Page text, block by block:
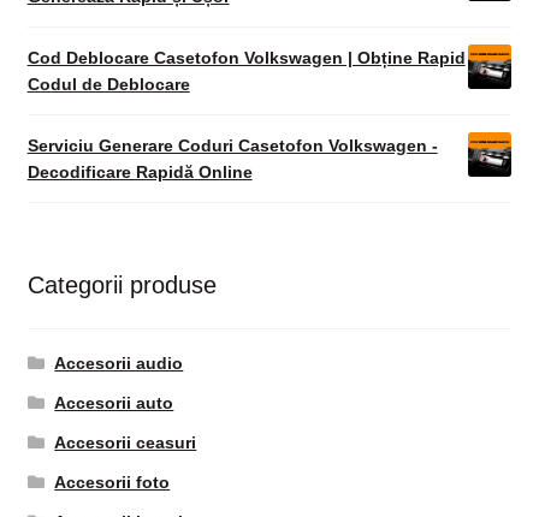
Cod Deblocare Casetofon Volkswagen | Obține Rapid
Codul de Deblocare
Serviciu Generare Coduri Casetofon Volkswagen -
Decodificare Rapidă Online
Categorii produse
Accesorii audio
Accesorii auto
Accesorii ceasuri
Accesorii foto